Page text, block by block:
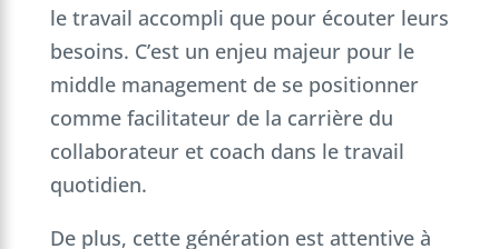
le travail accompli que pour écouter leurs
besoins. C’est un enjeu majeur pour le
middle management de se positionner
comme facilitateur de la carrière du
collaborateur et coach dans le travail
quotidien.
De plus, cette génération est attentive à